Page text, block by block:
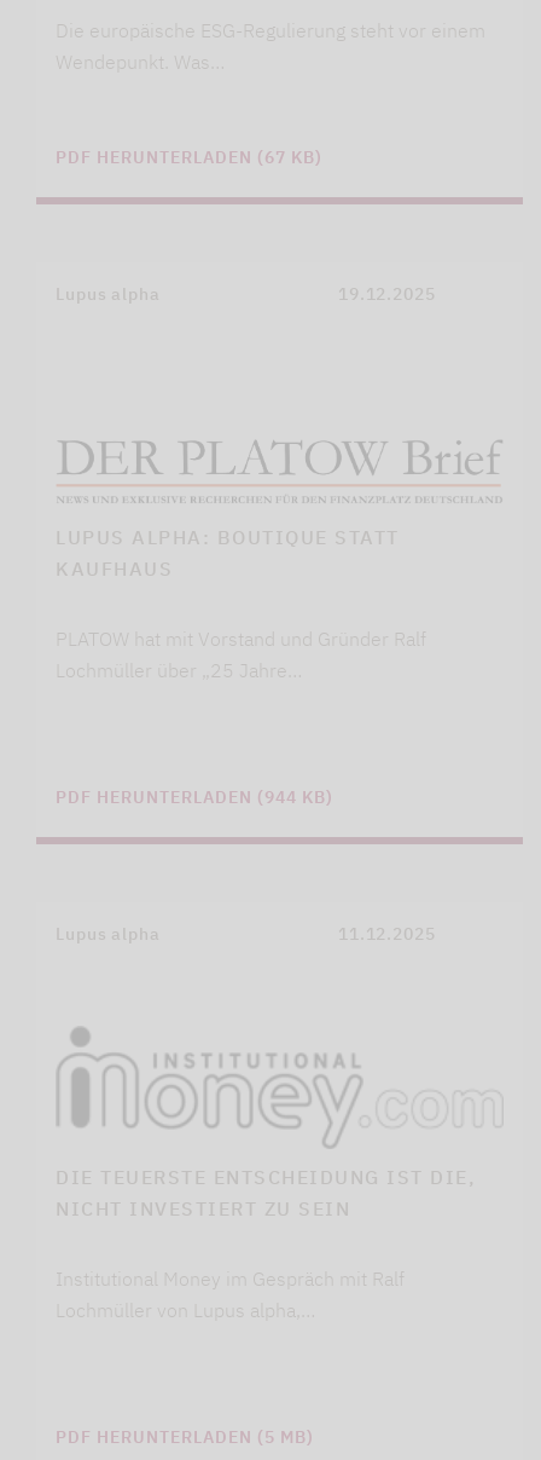
Die europäische ESG-Regulierung steht vor einem
Wendepunkt. Was…
PDF HERUNTERLADEN (67 KB)
Lupus alpha 19.12.2025
LUPUS ALPHA: BOUTIQUE STATT
KAUFHAUS
PLATOW hat mit Vorstand und Gründer Ralf
Lochmüller über „25 Jahre…
PDF HERUNTERLADEN (944 KB)
Lupus alpha 11.12.2025
DIE TEUERSTE ENTSCHEIDUNG IST DIE,
NICHT INVESTIERT ZU SEIN
Institutional Money im Gespräch mit Ralf
Lochmüller von Lupus alpha,…
PDF HERUNTERLADEN (5 MB)